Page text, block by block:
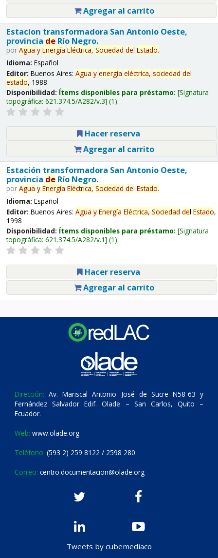
Agregar al carrito
Estacion transformadora San Antonio Oeste,
provincia deRío Negro.
por Agua y Energía Eléctrica, Sociedad del Estado.
Idioma: Español
Editor: Buenos Aires: Agua y energía eléctrica, sociedad del
estado, 1988
Disponibilidad: Ítems disponibles para préstamo: Signatura
topográfica: 621.374.5/A282/v.3 (1).
Hacer reserva
Agregar al carrito
Estación transformadora San Antonio Oeste,
provincia deRío Negro.
por Agua y Energía Eléctrica, Sociedad del Estado.
Idioma: Español
Editor: Buenos Aires: Agua y Energía Eléctrica, Sociedad del Estado,
1998
Disponibilidad: Ítems disponibles para préstamo: Signatura
topográfica: 621.374.5/A282/v.1 (1).
Hacer reserva
Agregar al carrito
Dirección: Av. Mariscal Antonio José de Sucre N58-63 y
Fernández Salvador Edif. Olade – San Carlos, Quito –
Ecuador.
Web: www.olade.org
Teléfono: (593 2) 259 8122 / 2598 280
Correo: centro.documentacion@olade.org
Tweets by cubemediaco